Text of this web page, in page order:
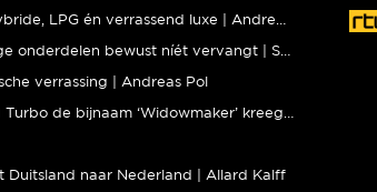
verrassing | Andreas Pol
Duitsland naar Nederland | Allard Kalff